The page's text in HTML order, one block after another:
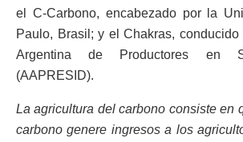
el C-Carbono, encabezado por la
Paulo, Brasil; y el Chakras,
Argentina de Productores en
(AAPRESID).
La agricultura del carbono consiste en
carbono genere ingresos a los